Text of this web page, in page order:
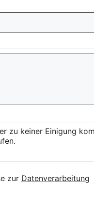
zu keiner Einigung
zur Datenverarbeitung